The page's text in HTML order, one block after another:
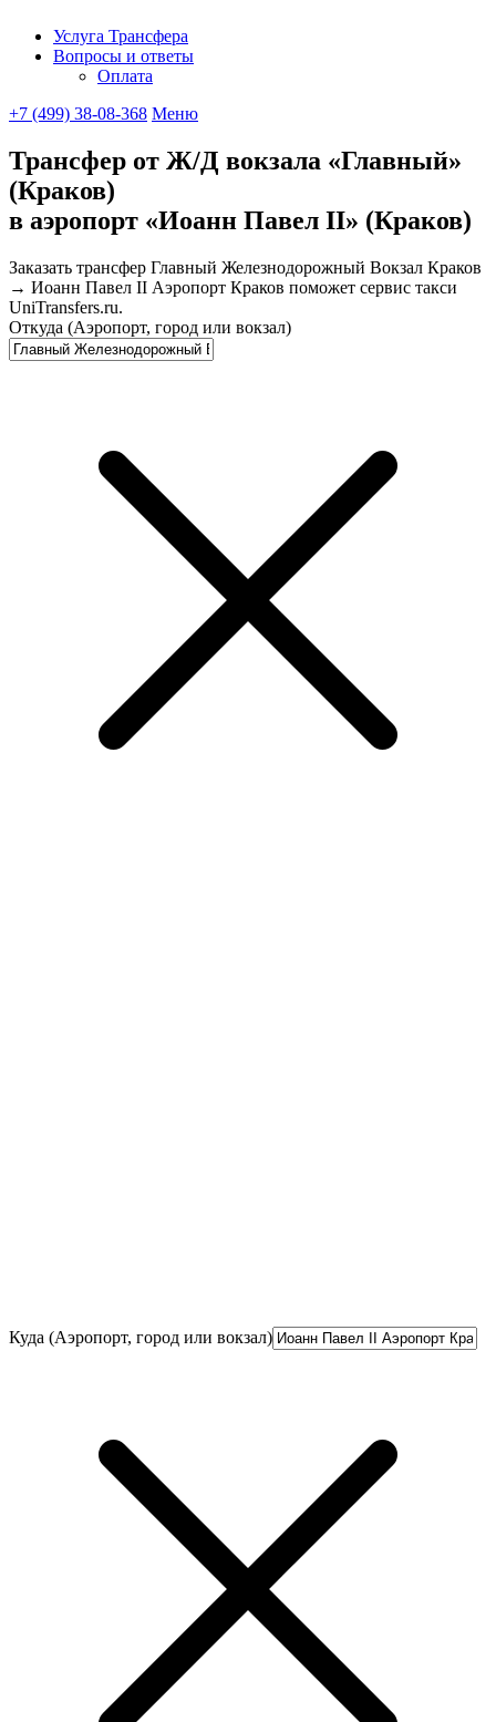
Услуга Трансфера
Вопросы и ответы
Оплата
+7 (499) 38-08-368 Меню
Трансфер от Ж/Д вокзала «Главный»
(Краков)
в аэропорт «Иоанн Павел ІІ» (Краков)
Заказать трансфер Главный Железнодорожный Вокзал Краков
→ Иоанн Павел II Аэропорт Краков поможет сервис такси
UniTransfers.ru.
Откуда (Аэропорт, город или вокзал)
Куда (Аэропорт, город или вокзал)